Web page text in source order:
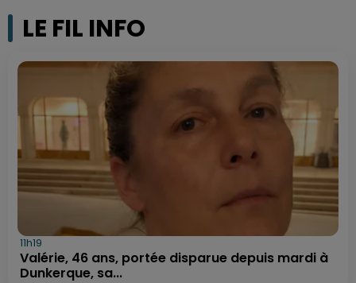
LE FIL INFO
11h19
Valérie, 46 ans, portée disparue depuis mardi à
Dunkerque, sa...